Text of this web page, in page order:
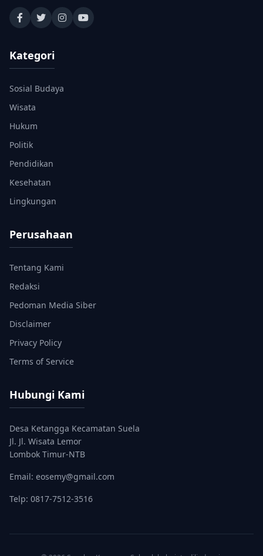
Kategori
Sosial Budaya
Wisata
Hukum
Politik
Pendidikan
Kesehatan
Lingkungan
Perusahaan
Tentang Kami
Redaksi
Pedoman Media Siber
Disclaimer
Privacy Policy
Terms of Service
Hubungi Kami
Desa Ketangga Kecamatan Suela
Jl. Jl. Wisata Lemor
Lombok Timur-NTB
Email: eosemy@gmail.com
Telp: 0817-7512-3516